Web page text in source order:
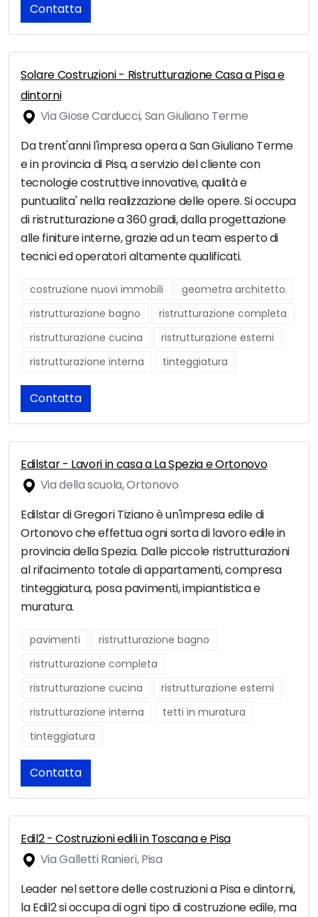
Contatta
Solare Costruzioni - Ristrutturazione Casa a Pisa e
dintorni
Via Giose Carducci, San Giuliano Terme
Da trent'anni l'impresa opera a San Giuliano Terme
e in provincia di Pisa, a servizio del cliente con
tecnologie costruttive innovative, qualità e
puntualita' nella realizzazione delle opere. Si occupa
di ristrutturazione a 360 gradi, dalla progettazione
alle finiture interne, grazie ad un team esperto di
tecnici ed operatori altamente qualificati.
costruzione nuovi immobili
geometra architetto
ristrutturazione bagno
ristrutturazione completa
ristrutturazione cucina
ristrutturazione esterni
ristrutturazione interna
tinteggiatura
Contatta
Edilstar - Lavori in casa a La Spezia e Ortonovo
Via della scuola, Ortonovo
Edilstar di Gregori Tiziano è un'impresa edile di
Ortonovo che effettua ogni sorta di lavoro edile in
provincia della Spezia. Dalle piccole ristrutturazioni
al rifacimento totale di appartamenti, compresa
tinteggiatura, posa pavimenti, impiantistica e
muratura.
pavimenti
ristrutturazione bagno
ristrutturazione completa
ristrutturazione cucina
ristrutturazione esterni
ristrutturazione interna
tetti in muratura
tinteggiatura
Contatta
Edil2 - Costruzioni edili in Toscana e Pisa
Via Galletti Ranieri, Pisa
Leader nel settore delle costruzioni a Pisa e dintorni,
la Edil2 si occupa di ogni tipo di costruzione edile, ma